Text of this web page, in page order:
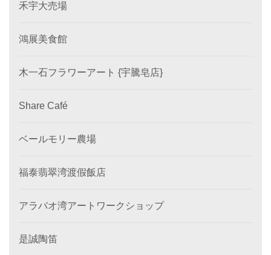
禾宇大売場
鴻展美食館
木一石フラワーアート {宇騰皂店}
Share Café
ベールモリー農場
福泰翡翠湾渡假飯店
アラバオ湾アートワークショップ
是誠陶笛